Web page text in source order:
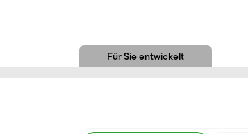
Für Sie entwickelt